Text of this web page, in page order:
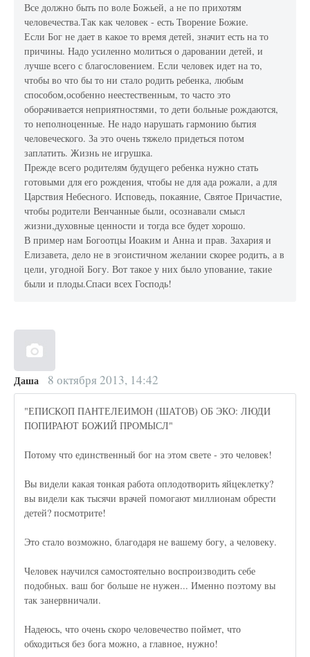
Все должно быть по воле Божьей, а не по прихотям
человечества.Так как человек - есть Творение Божие.
Если Бог не дает в какое то время детей, значит есть на то
причины. Надо усиленно молиться о даровании детей, и
лучше всего с благословением. Если человек идет на то,
чтобы во что бы то ни стало родить ребенка, любым
способом,особенно неестественным, то часто это
оборачивается неприятностями, то дети больные рождаются,
то неполноценные. Не надо нарушать гармонию бытия
человеческого. За это очень тяжело придеться потом
заплатить. Жизнь не игрушка.
Прежде всего родителям будущего ребенка нужно стать
готовыми для его рождения, чтобы не для ада рожали, а для
Царствия Небесного. Исповедь, покаяние, Святое Причастие,
чтобы родители Венчанные были, осознавали смысл
жизни,духовные ценности и тогда все будет хорошо.
В пример нам Богоотцы Иоаким и Анна и прав. Захария и
Елизавета, дело не в эгоистичном желании скорее родить, а в
цели, угодной Богу. Вот такое у них было упование, такие
были и плоды.Спаси всех Господь!
Даша 8 октября 2013, 14:42
"ЕПИСКОП ПАНТЕЛЕИМОН (ШАТОВ) ОБ ЭКО: ЛЮДИ
ПОПИРАЮТ БОЖИЙ ПРОМЫСЛ"
Потому что единственный бог на этом свете - это человек!
Вы видели какая тонкая работа оплодотворить яйцеклетку?
вы видели как тысячи врачей помогают миллионам обрести
детей? посмотрите!
Это стало возможно, благодаря не вашему богу, а человеку.
Человек научился самостоятельно воспроизводить себе
подобных. ваш бог больше не нужен... Именно поэтому вы
так занервничали.
Надеюсь, что очень скоро человечество поймет, что
обходиться без бога можно, а главное, нужно!